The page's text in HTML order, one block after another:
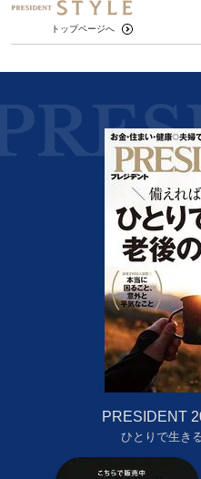
トップページへ
PRESIDENT
ひとりで生き